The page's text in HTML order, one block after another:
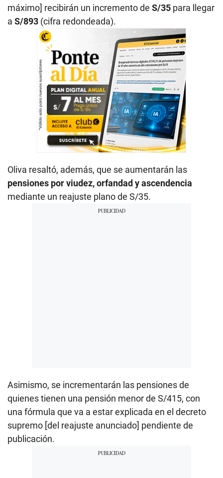
máximo] recibirán un incremento de S/35 para llegar
a S/893 (cifra redondeada).
Oliva resaltó, además, que se aumentarán las
pensiones por viudez, orfandad y ascendencia
mediante un reajuste plano de S/35.
Asimismo, se incrementarán las pensiones de
quienes tienen una pensión menor de S/415, con
una fórmula que va a estar explicada en el decreto
supremo [del reajuste anunciado] pendiente de
publicación.